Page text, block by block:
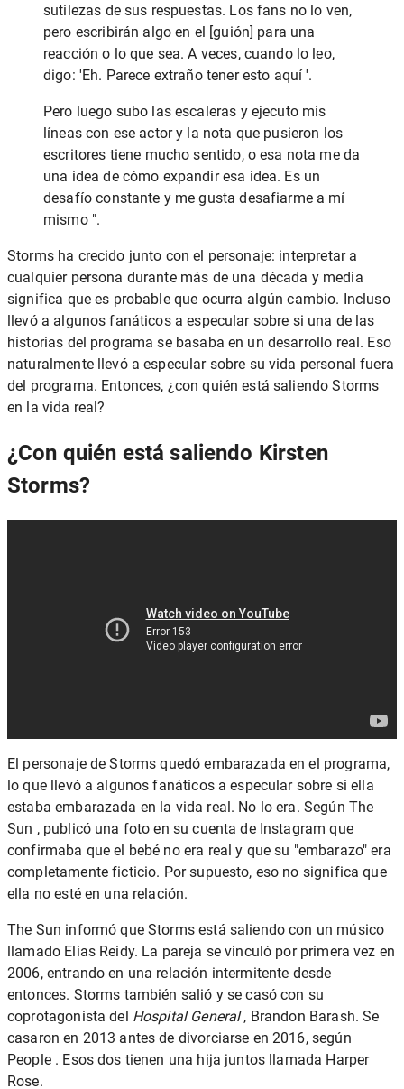
sutilezas de sus respuestas. Los fans no lo ven,
pero escribirán algo en el [guión] para una
reacción o lo que sea. A veces, cuando lo leo,
digo: 'Eh. Parece extraño tener esto aquí '.
Pero luego subo las escaleras y ejecuto mis
líneas con ese actor y la nota que pusieron los
escritores tiene mucho sentido, o esa nota me da
una idea de cómo expandir esa idea. Es un
desafío constante y me gusta desafiarme a mí
mismo ".
Storms ha crecido junto con el personaje: interpretar a
cualquier persona durante más de una década y media
significa que es probable que ocurra algún cambio. Incluso
llevó a algunos fanáticos a especular sobre si una de las
historias del programa se basaba en un desarrollo real. Eso
naturalmente llevó a especular sobre su vida personal fuera
del programa. Entonces, ¿con quién está saliendo Storms
en la vida real?
¿Con quién está saliendo Kirsten
Storms?
El personaje de Storms quedó embarazada en el programa,
lo que llevó a algunos fanáticos a especular sobre si ella
estaba embarazada en la vida real. No lo era. Según The
Sun , publicó una foto en su cuenta de Instagram que
confirmaba que el bebé no era real y que su "embarazo" era
completamente ficticio. Por supuesto, eso no significa que
ella no esté en una relación.
The Sun informó que Storms está saliendo con un músico
llamado Elias Reidy. La pareja se vinculó por primera vez en
2006, entrando en una relación intermitente desde
entonces. Storms también salió y se casó con su
coprotagonista del Hospital General, Brandon Barash. Se
casaron en 2013 antes de divorciarse en 2016, según
People . Esos dos tienen una hija juntos llamada Harper
Rose.